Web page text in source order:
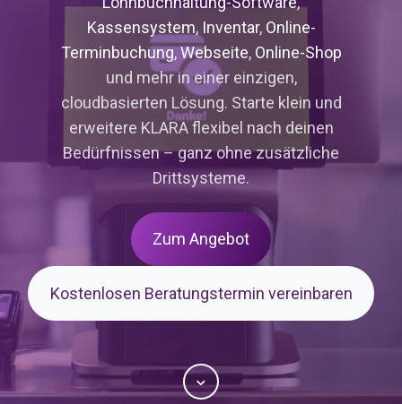
Kassensystem, Inventar, Online-
Terminbuchung,Webseite, Online-Shop
und mehr in einer einzigen,
cloudbasierten Lösung. Starte klein und
erweitere KLARA flexibel nach deinen
Bedürfnissen – ganz ohne zusätzliche
Drittsysteme.
Zum Angebot
Kostenlosen Beratungstermin vereinbaren
Scroll